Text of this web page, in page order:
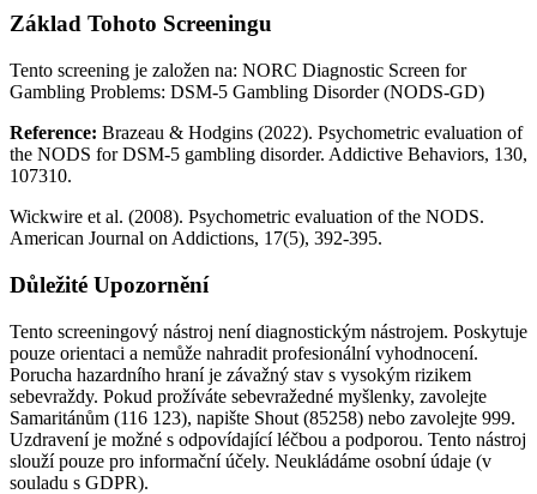
Základ Tohoto Screeningu
Tento screening je založen na: NORC Diagnostic Screen for
Gambling Problems: DSM-5 Gambling Disorder (NODS-GD)
Reference: Brazeau & Hodgins (2022). Psychometric evaluation of
the NODS for DSM-5 gambling disorder. Addictive Behaviors, 130,
107310.
Wickwire et al. (2008). Psychometric evaluation of the NODS.
American Journal on Addictions, 17(5), 392-395.
Důležité Upozornění
Tento screeningový nástroj není diagnostickým nástrojem. Poskytuje
pouze orientaci a nemůže nahradit profesionální vyhodnocení.
Porucha hazardního hraní je závažný stav s vysokým rizikem
sebevraždy. Pokud prožíváte sebevražedné myšlenky, zavolejte
Samaritánům (116 123), napište Shout (85258) nebo zavolejte 999.
Uzdravení je možné s odpovídající léčbou a podporou. Tento nástroj
slouží pouze pro informační účely. Neukládáme osobní údaje (v
souladu s GDPR).